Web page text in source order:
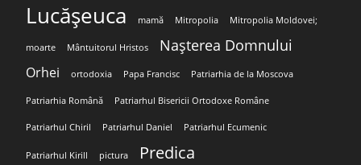
Lucășeuca mamă Mitropolia Mitropolia Moldovei;
moarte Mântuitorul Hristos Nașterea Domnului
Orhei ortodoxia Papa Francisc Patriarhia de la Moscova
Patriarhia Română Patriarhul Bisericii Ortodoxe Române
Patriarhul Chiril Patriarhul Daniel Patriarhul Ecumenic
Patriarhul Kirill pictura Predica